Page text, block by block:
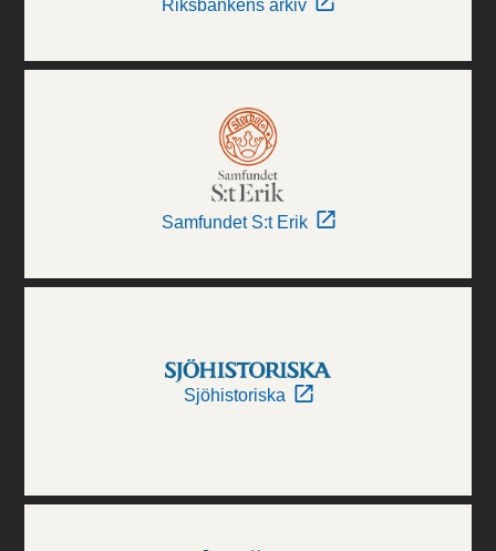
Riksbankens arkiv
Samfundet S:t Erik
Sjöhistoriska